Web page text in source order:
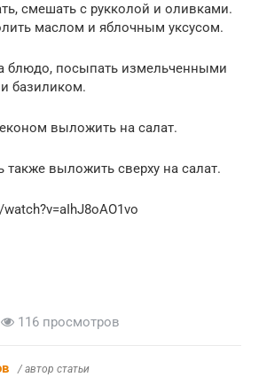
смешать с рукколой и оливками.
маслом и яблочным уксусом.
блюдо, посыпать измельченными
базиликом.
выложить на салат.
также выложить сверху на салат.
116 просмотров
/ автор статьи